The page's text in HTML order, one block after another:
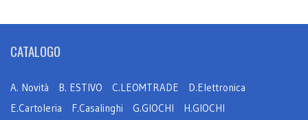
CATALOGO
A. Novità B. ESTIVO C.LEOMTRADE
D.Elettronica
E.Cartoleria
F.Casalinghi G.GIOCHI
H.GIOCHI